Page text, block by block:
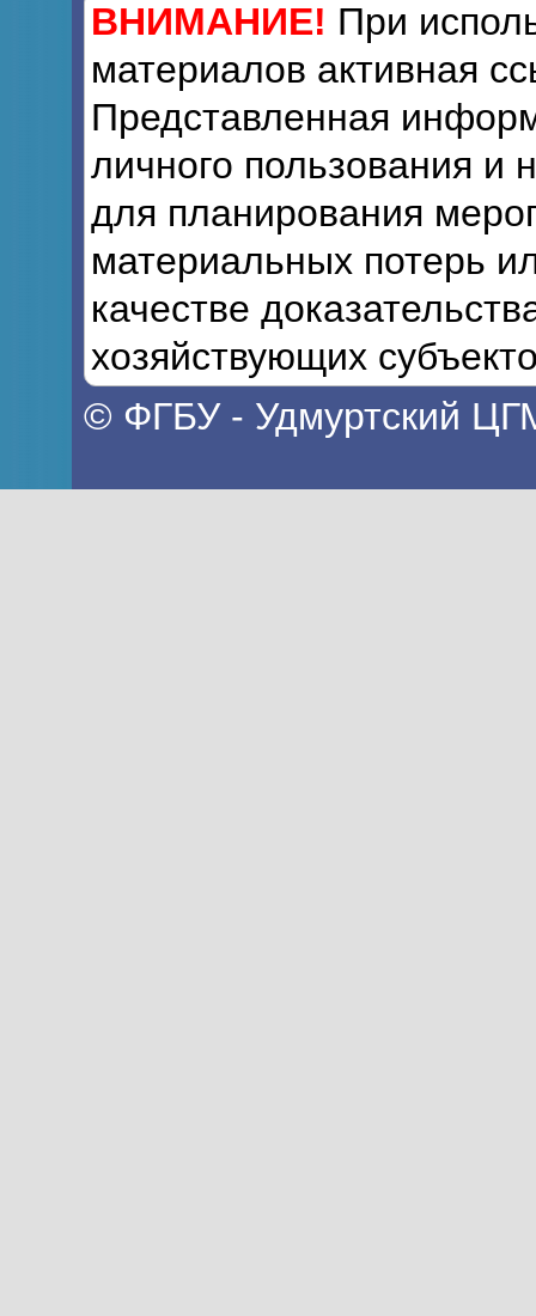
ВНИМАНИЕ! При
материалов активная
Представленная
личного пользования и
для планирования
материальных потерь
качестве
хозяйствующих
© ФГБУ - Удмуртский